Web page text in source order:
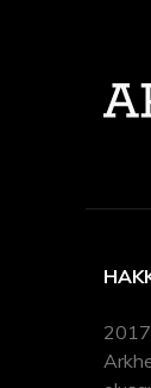
2017